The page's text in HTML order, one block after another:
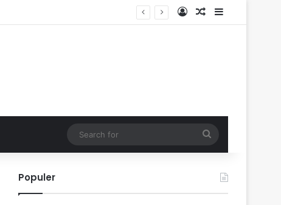
Log InRandom Article
Sidebar
for
Populer